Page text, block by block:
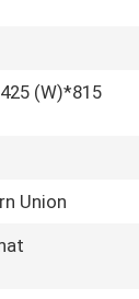
(W)*815
Union